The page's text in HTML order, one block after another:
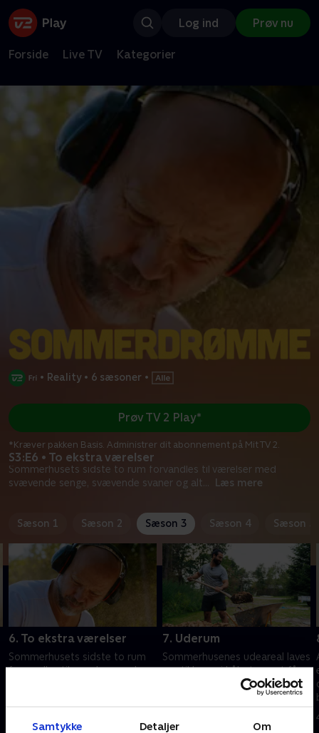
Samtykke Detaljer Om
Log ind Prøv nu
Forside Live TV Kategorier
• Reality • 6 sæsoner •
S3:E6 • To ekstra værelser
Sommerhusets sidste to rum forvandles til værelser med
svævende senge, svævende svaner og alt
Læs mere
Prøv TV 2 Play*
*Kræver pakken Basis. Administrer dit abonnement på Mit TV 2.
Sæson 1 Sæson 2 Sæson 3 Sæson 4 Sæson 5
6. To ekstra værelser
Sommerhusets sidste to rum
forvandles til værelser med
eks-parret får besøg af deres
to døtre.
7. Uderum
Sommerhusenes udeareal laves
om til haver i håbet om at få
dommernes begejstring til at
blomstre, og så kommer alle
fire par på dybt vand i ugens
sommerdyst.